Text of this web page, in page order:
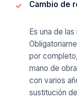
Cambio de
Es una de
por
mano de
con varios
sustitución